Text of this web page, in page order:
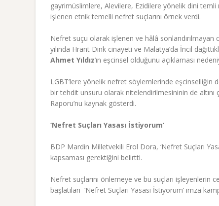
gayrimüslimlere, Alevilere, Ezidilere yönelik dini
işlenen etnik temelli nefret suçlarını örnek verdi.
Nefret suçu olarak işlenen ve hâlâ sonlandırılmayan
yılında Hrant Dink cinayeti ve Malatya’da İncil
Ahmet Yıldız’ın eşcinsel olduğunu açıklaması
LGBT’lere yönelik nefret söylemlerinde eşcinselliğin
bir tehdit unsuru olarak nitelendirilmesininin de altını
Raporu’nu kaynak gösterdi.
‘Nefret Suçları Yasası İstiyorum’
BDP Mardin Milletvekili Erol Dora, ‘Nefret Suçları
kapsaması gerektiğini belirtti.
Nefret suçlarını önlemeye ve bu suçları işleyenlerin
başlatılan ‘Nefret Suçları Yasası İstiyorum’ imza